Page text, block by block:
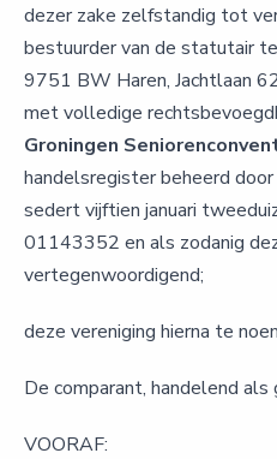
dezer zake zelfstandig tot
bestuurder van de statutair
9751 BW Haren, Jachtlaan
met volledige
Groningen
handelsregister beheerd
sedert vijftien januari
01143352 en als zodanig
vertegenwoordigend;
deze vereniging hierna te
De comparant, handelend
VOORAF: